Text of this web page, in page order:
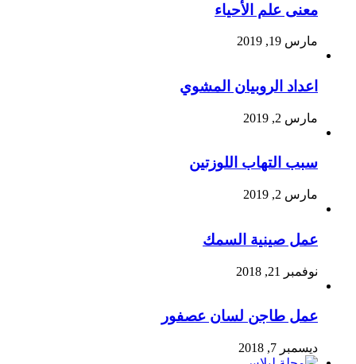
معنى علم الأحياء
مارس 19, 2019
اعداد الروبيان المشوي
مارس 2, 2019
سبب التهاب اللوزتين
مارس 2, 2019
عمل صينية السمك
نوفمبر 21, 2018
عمل طاجن لسان عصفور
ديسمبر 7, 2018